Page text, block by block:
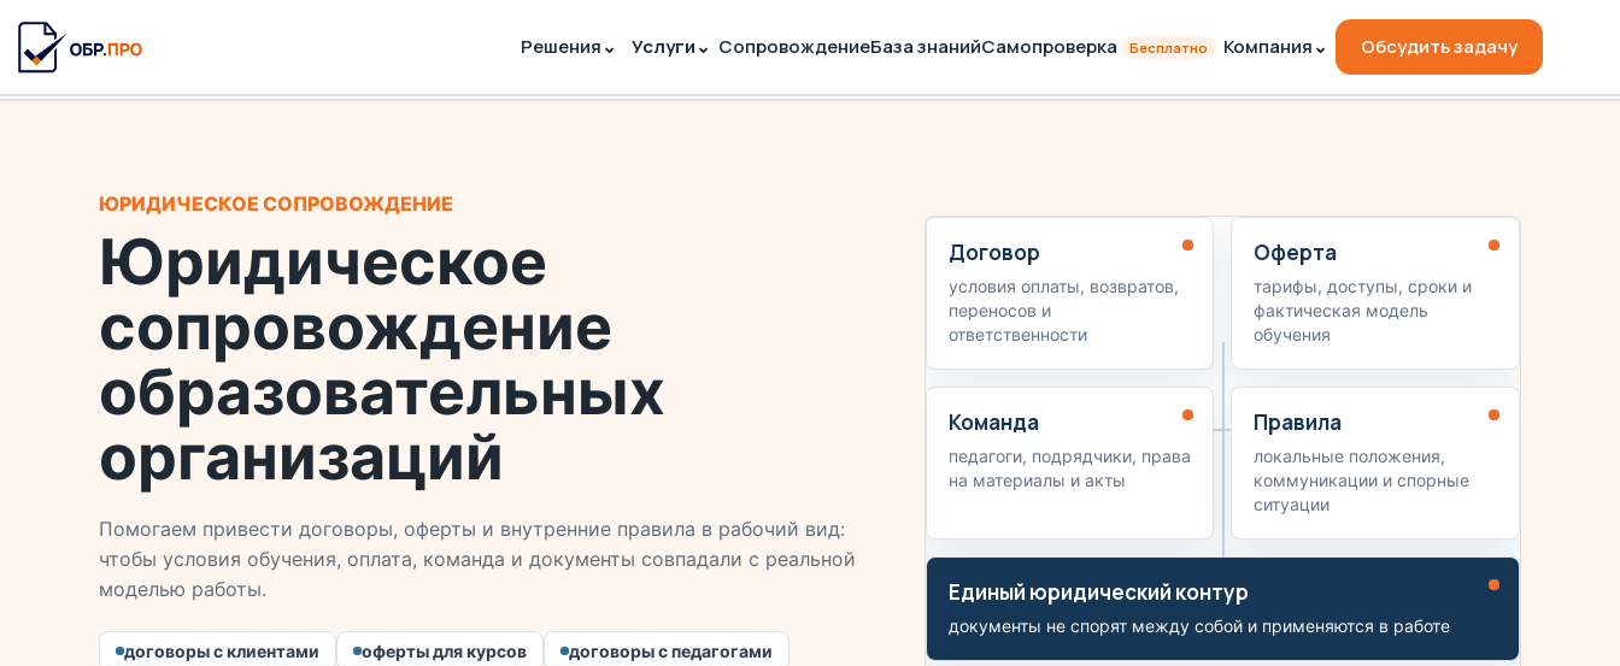
Решения⌄ Услуги⌄ СопровождениеБаза знанийСамопроверка Бесплатно Компания⌄ Обсудить задачу
ЮРИДИЧЕСКОЕ СОПРОВОЖДЕНИЕ
Юридическое
сопровождение
образовательных
организаций
Помогаем привести договоры, оферты и внутренние правила в рабочий вид:
чтобы условия обучения, оплата, команда и документы совпадали с реальной
моделью работы.
договоры с клиентами оферты для курсов
договоры с педагогами
Договор
условия оплаты, возвратов,
переносов и
ответственности
Оферта
тарифы, доступы, сроки и
фактическая модель
обучения
Команда
педагоги, подрядчики, права
на материалы и акты
Правила
локальные положения,
коммуникации и спорные
ситуации
Единый юридический контур
документы не спорят между собой и применяются в работе